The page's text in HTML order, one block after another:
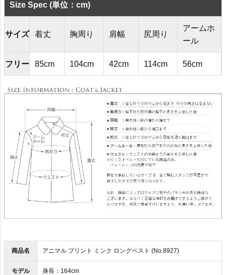
Size Spec (単位：cm)
サイズ 着丈 胸周り 肩幅 尻周り
アームホ
ール
フリー 85cm 104cm 42cm 114cm 56cm
商品名 アニマル プリント ミンク ロングベスト (No.8927)
モデル 身長：164cm